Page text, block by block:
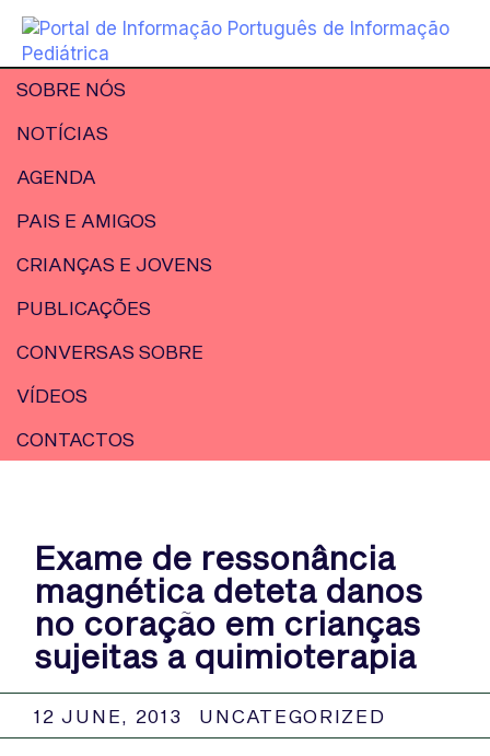
SOBRE NÓS
NOTÍCIAS
AGENDA
PAIS E AMIGOS
CRIANÇAS E JOVENS
PUBLICAÇÕES
CONVERSAS SOBRE
VÍDEOS
CONTACTOS
Exame de ressonância
magnética deteta danos
no coração em crianças
sujeitas a quimioterapia
12 JUNE, 2013 UNCATEGORIZED